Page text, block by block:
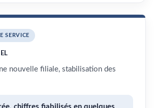
SERVICE
nouvelle filiale, stabilisation des